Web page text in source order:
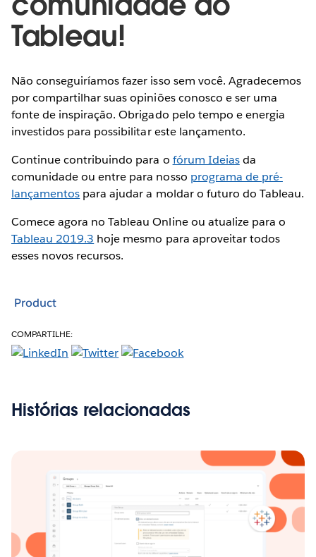
Tableau!
Não conseguiríamos fazer isso sem você. Agradecemos
por compartilhar suas opiniões conosco e ser uma
fonte de inspiração. Obrigado pelo tempo e energia
investidos para possibilitar este lançamento.
Continue contribuindo para o fórum Ideiasda
comunidade ou entre para nosso programa de pré-
lançamentos para ajudar a moldar o futuro do Tableau.
Comece agora no Tableau Online ou atualize para o
Tableau 2019.3 hoje mesmo para aproveitar todos
esses novos recursos.
Product
COMPARTILHE:
Histórias relacionadas